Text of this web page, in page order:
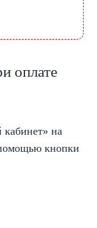
оплате
на
кнопки